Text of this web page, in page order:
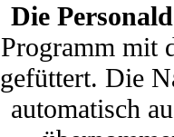
Die
Programm mit
gefüttert. Die
automatisch